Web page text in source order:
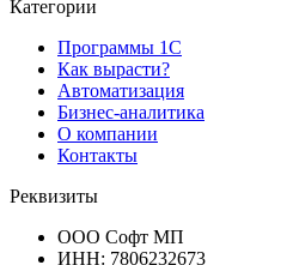
Категории
Программы 1С
Как вырасти?
Автоматизация
Бизнес-аналитика
О компании
Контакты
Реквизиты
ООО Софт МП
ИНН: 7806232673